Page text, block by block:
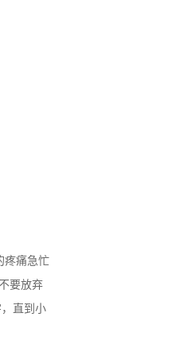
疼痛急忙
要放弃
直到小